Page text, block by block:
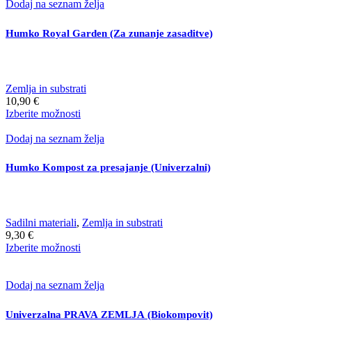
Dodaj na seznam želja
Humko Royal Garden (Za zunanje zasaditve)
Zemlja in substrati
10,90 €
Izberite možnosti
ima
različic.
Možnosti
strani
Dodaj na seznam želja
Humko Kompost za presajanje (Univerzalni)
Sadilni materiali, Zemlja in substrati
9,30 €
Izberite možnosti
več
Možnosti
lahko
Dodaj na seznam želja
Univerzalna PRAVA ZEMLJA (Biokompovit)